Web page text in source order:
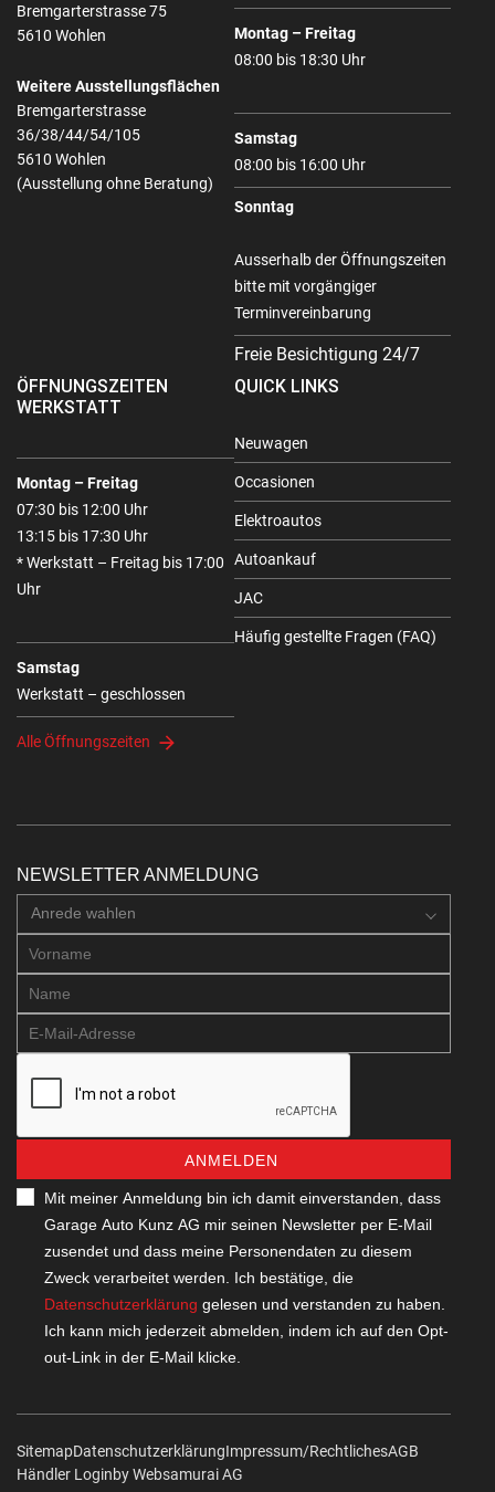
Bremgarterstrasse 75
5610 Wohlen
Weitere Ausstellungsflächen
Bremgarterstrasse
36/38/44/54/105
5610 Wohlen
(Ausstellung ohne Beratung)
Montag – Freitag
08:00 bis 18:30 Uhr
Samstag
08:00 bis 16:00 Uhr
Sonntag
Ausserhalb der Öffnungszeiten
bitte mit vorgängiger
Terminvereinbarung
Freie Besichtigung 24/7
ÖFFNUNGSZEITEN
WERKSTATT
Montag – Freitag
07:30 bis 12:00 Uhr
13:15 bis 17:30 Uhr
* Werkstatt – Freitag bis 17:00
Uhr
Samstag
Werkstatt – geschlossen
Alle Öffnungszeiten
QUICK LINKS
Neuwagen
Occasionen
Elektroautos
Autoankauf
JAC
Häufig gestellte Fragen (FAQ)
NEWSLETTER ANMELDUNG
Anrede wahlen
ANMELDEN
Mit meiner Anmeldung bin ich damit einverstanden, dass
Garage Auto Kunz AG mir seinen Newsletter per E-Mail
zusendet und dass meine Personendaten zu diesem
Zweck verarbeitet werden. Ich bestätige, die
Datenschutzerklärung gelesen und verstanden zu haben.
Ich kann mich jederzeit abmelden, indem ich auf den Opt-
out-Link in der E-Mail klicke.
SitemapDatenschutzerklärungImpressum/RechtlichesAGB
Händler Loginby Web­sa­mu­rai AG